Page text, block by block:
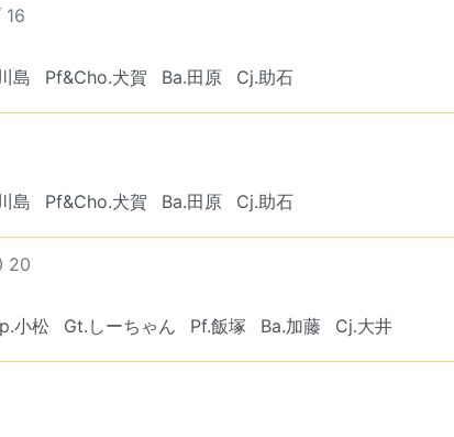
16
島 Pf&Cho.犬賀 Ba.田原 Cj.助石
島 Pf&Cho.犬賀 Ba.田原 Cj.助石
20
小松 Gt.しーちゃん Pf.飯塚 Ba.加藤 Cj.大井